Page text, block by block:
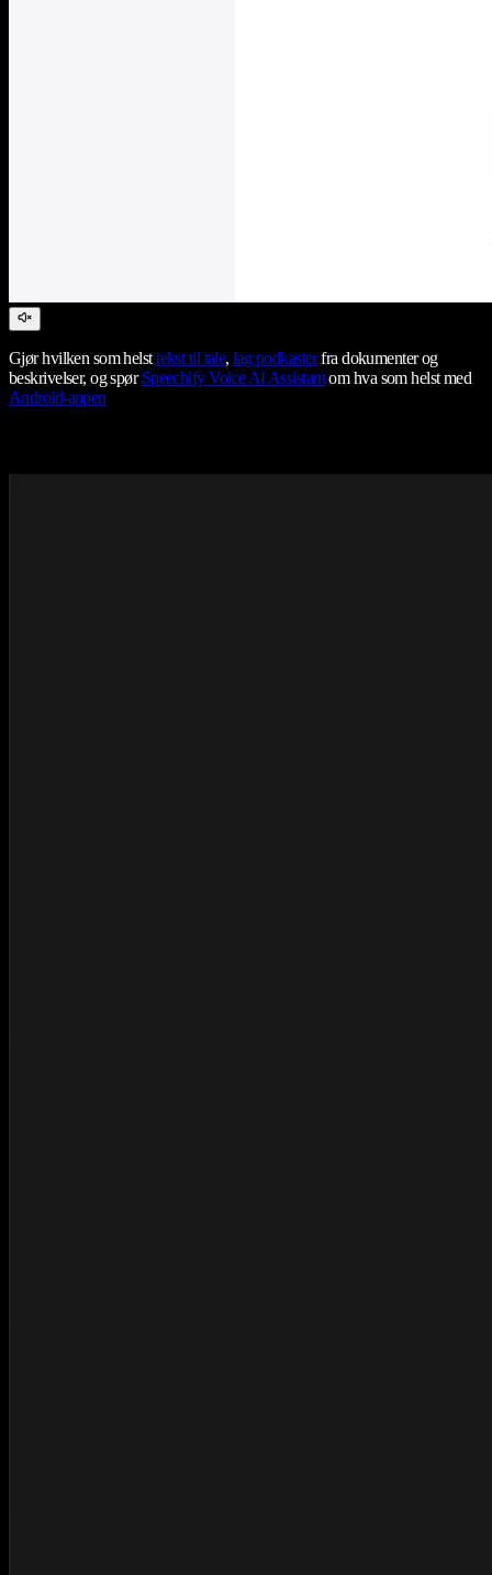
Gjør hvilken som helsttekst til tale,lag podkasterfra dokumenter og
beskrivelser, og spørSpeechify Voice AI Assistantom hva som helst med
Android-appen